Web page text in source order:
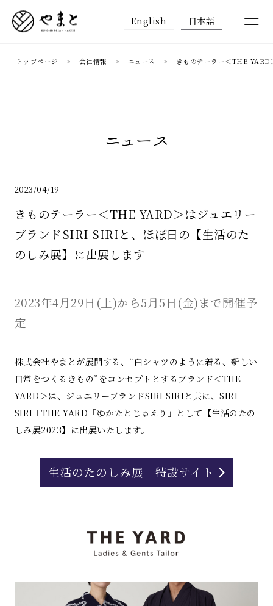
English 日本語
トップページ 会社情報 ニュース きものテーラー＜THE
ニュース
2023/04/19
きものテーラー＜THE YARD＞はジュエリー
ブランドSIRI SIRIと、ほぼ日の【生活のた
のしみ展】に出展します
2023年4月29日(土)から5月5日(金)まで開催予
定
株式会社やまとが展開する、“白シャツのように着る、新しい
日常をつくるきもの”をコンセプトとするブランド＜THE
YARD＞は、ジュエリーブランドSIRI SIRIと共に、SIRI
SIRI＋THE YARD「ゆかたとじゅえり」として【生活のたの
しみ展2023】に出展いたします。
生活のたのしみ展 特設サイト